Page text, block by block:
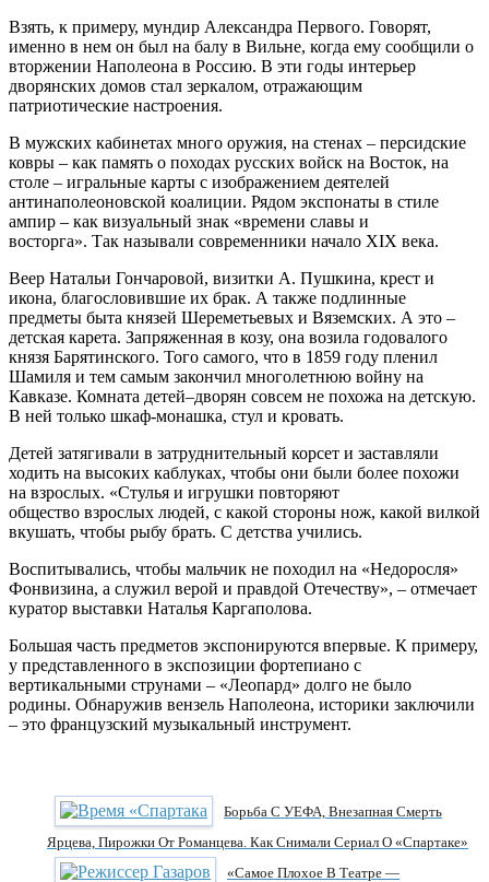
Взять, к примеру, мундир Александра Первого. Говорят,
именно в нем он был на балу в Вильне, когда ему сообщили о
вторжении Наполеона в Россию. В эти годы интерьер
дворянских домов стал зеркалом, отражающим
патриотические настроения.
В мужских кабинетах много оружия, на стенах – персидские
ковры – как память о походах русских войск на Восток, на
столе – игральные карты с изображением деятелей
антинаполеоновской коалиции. Рядом экспонаты в стиле
ампир – как визуальный знак «времени славы и
восторга». Так называли современники начало XIX века.
Веер Натальи Гончаровой, визитки А. Пушкина, крест и
икона, благословившие их брак. А также подлинные
предметы быта князей Шереметьевых и Вяземских. А это –
детская карета. Запряженная в козу, она возила годовалого
князя Барятинского. Того самого, что в 1859 году пленил
Шамиля и тем самым закончил многолетнюю войну на
Кавказе. Комната детей–дворян совсем не похожа на детскую.
В ней только шкаф-монашка, стул и кровать.
Детей затягивали в затруднительный корсет и заставляли
ходить на высоких каблуках, чтобы они были более похожи
на взрослых. «Стулья и игрушки повторяют
общество взрослых людей, с какой стороны нож, какой вилкой
вкушать, чтобы рыбу брать. С детства учились.
Воспитывались, чтобы мальчик не походил на «Недоросля»
Фонвизина, а служил верой и правдой Отечеству», – отмечает
куратор выставки Наталья Каргаполова.
Большая часть предметов экспонируются впервые. К примеру,
у представленного в экспозиции фортепиано с
вертикальными струнами – «Леопард» долго не было
родины. Обнаружив вензель Наполеона, историки заключили
– это французский музыкальный инструмент.
Борьба С УЕФА, Внезапная Смерть
Ярцева, Пирожки От Романцева. Как Снимали Сериал О «Спартаке»
«Самое Плохое В Театре —